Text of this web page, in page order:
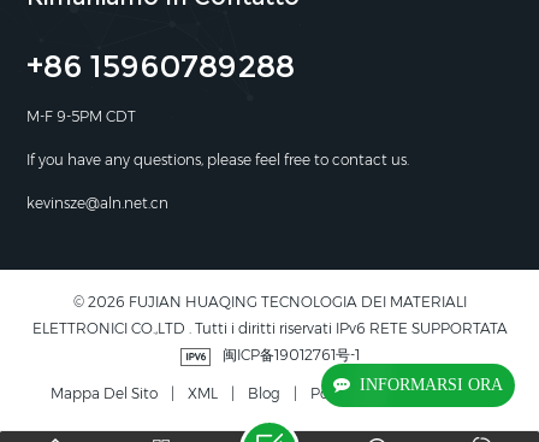
INFORMARSI ORA
+86 15960789288
M-F 9-5PM CDT
If you have any questions, please feel free to contact us.
kevinsze@aln.net.cn
© 2026 FUJIAN HUAQING TECNOLOGIA DEI MATERIALI
ELETTRONICI CO.,LTD . Tutti i diritti riservati IPv6 RETE SUPPORTATA
闽ICP备19012761号-1
Mappa Del Sito XML Blog Politica Sulla Riservatezza